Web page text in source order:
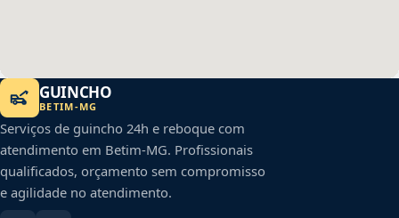
GUINCHO
BETIM-MG
Serviços de guincho 24h e reboque com
atendimento em Betim-MG. Profissionais
qualificados, orçamento sem compromisso
e agilidade no atendimento.